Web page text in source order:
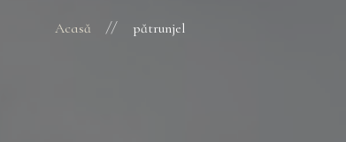
Acasă pătrunjel